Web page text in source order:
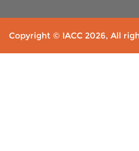
Copyright © IACC 2026, All